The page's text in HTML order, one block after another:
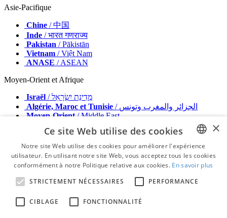
Asie-Pacifique
Chine / 中国
Inde / भारत गणराज्य
Pakistan / Pākistān
Vietnam / Việt Nam
ANASE / ASEAN
Moyen-Orient et Afrique
Israël
/ מְדִינַת יִשְׂרָאֵל
Algérie, Maroc et Tunisie
/ الجزائر والمغرب وتونس
Moyen-Orient/ Middle East
Éditeur
Faites de la publicité avec nous
Contact
Termes et conditions
Mentions obligatoires
Politique de confidentialité
© 2026 - Tous droits réservés - Dental Tribune International
ENGLISH
×
Ce site Web utilise des cookies
Notre site Web utilise des cookies pour améliorer l'expérience
utilisateur. En utilisant notre site Web, vous acceptez tous les cookies
conformément à notre Politique relative aux cookies. En savoir plus
STRICTEMENT NÉCESSAIRES
PERFORMANCE
CIBLAGE FONCTIONNALITÉ